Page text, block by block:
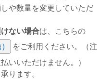
や数量を変更していただ
ない場合は、こちらの
をご利用ください。（注
いいただけません。）
ります。